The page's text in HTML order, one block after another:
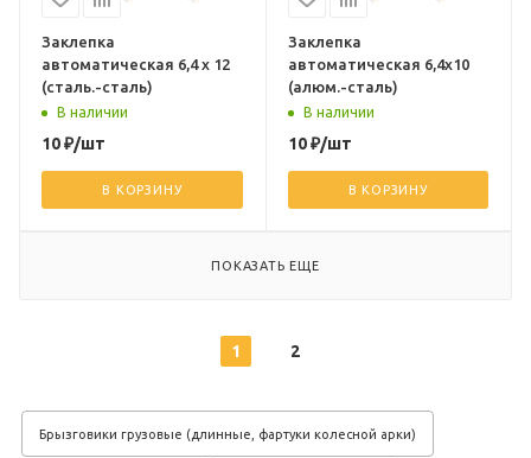
Заклепка
автоматическая 6,4 х 12
(сталь.-сталь)
В наличии
10₽/шт
В КОРЗИНУ
Заклепка
автоматическая 6,4х10
(алюм.-сталь)
В наличии
10₽/шт
В КОРЗИНУ
ПОКАЗАТЬ ЕЩЕ
1 2
Брызговики грузовые (длинные, фартуки колесной арки)